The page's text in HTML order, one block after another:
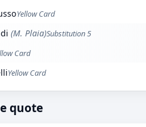
Yellow Card
(M. Plaia)Substitution 5
Card
Yellow Card
quote